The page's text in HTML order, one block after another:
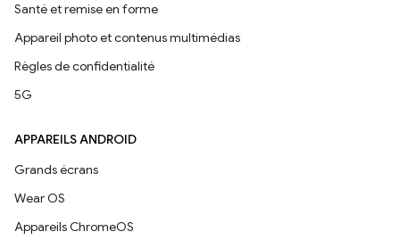
Santé et remise en forme
Appareil photo et contenus multimédias
Règles de confidentialité
5G
APPAREILS ANDROID
Grands écrans
Wear OS
Appareils ChromeOS